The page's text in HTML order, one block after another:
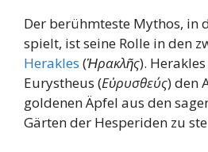
Der berühmteste Mythos, in
spielt, ist seine Rolle in den
Herakles (Ἡρακλῆς).
Eurystheus (Εὐρυσθεύς) den
goldenen Äpfel aus den
Gärten der Hesperiden zu